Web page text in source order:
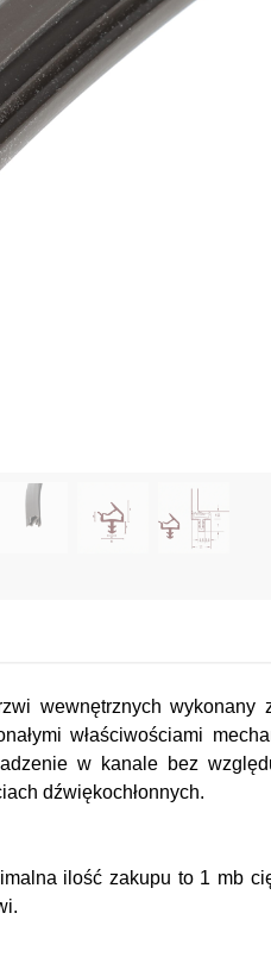
wewnętrznych
właściwościami
w kanale bez
dźwiękochłonnych.
ilość zakupu to 1 mb